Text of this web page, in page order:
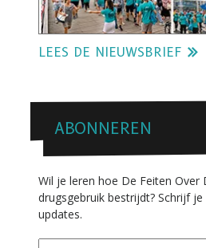
LEES DE NIEUWSBRIEF
ABONNEREN
Wil je leren hoe De Feiten Over
drugsgebruik bestrijdt? Schrijf
updates.